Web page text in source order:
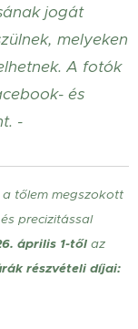
jogát
melyeken
A fotók
és
-
tőlem megszokott
precizitással
április 1-től az
részvételi díjai: